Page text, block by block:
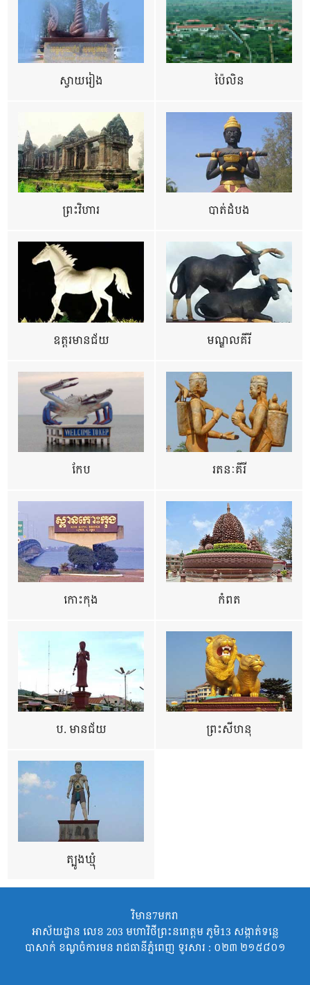
ស្វាយរៀង ប៉ៃលិន
ព្រះវិហារ បាត់ដំបង
ឧត្ដរមានជ័យ មណ្ឌលគីរី
កែប រតនៈគីរី
កោះកុង កំពត
ប. មានជ័យ ព្រះសីហនុ
ត្បូងឃ្មុំ
វិមាន7មករា
អាស័យដ្ឋាន លេខ 203 មហាវិថីព្រះនរោត្តម ភូមិ13 សង្កាត់ទន្លេ
បាសាក់ ខណ្ឌចំការមន រាជធានីភ្នំពេញ ទូរសារ : ០២៣ ២១៥៨០១